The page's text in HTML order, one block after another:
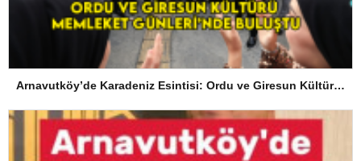
Arnavutköy’de Karadeniz Esintisi: Ordu ve Giresun Kültürü Memleket Günleri’nde Buluştu